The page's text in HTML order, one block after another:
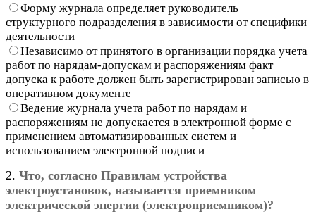
Форму журнала определяет руководитель
структурного подразделения в зависимости от специфики
деятельности
Независимо от принятого в организации порядка учета
работ по нарядам-допускам и распоряжениям факт
допуска к работе должен быть зарегистрирован записью в
оперативном документе
Ведение журнала учета работ по нарядам и
распоряжениям не допускается в электронной форме с
применением автоматизированных систем и
использованием электронной подписи
2. Что, согласно Правилам устройства
электроустановок, называется приемником
электрической энергии (электроприемником)?